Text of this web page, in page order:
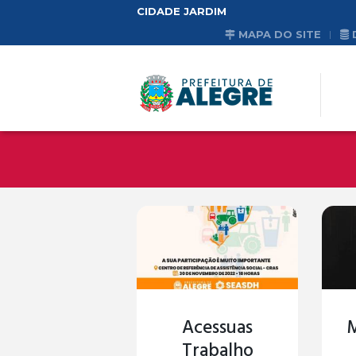
CIDADE JARDIM
MAPA DO SITE
Acessuas